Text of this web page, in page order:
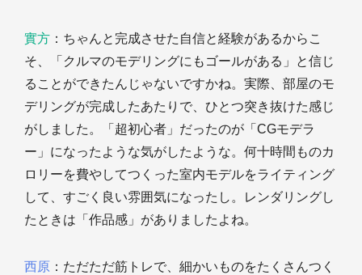
實方 ：ちゃんと完成させた自信と経験があるからこ
そ、「クルマのモデリングにもゴールがある」と信じ
ることができたんじゃないですかね。実際、部屋のモ
デリングが完成したあたりで、ひとつ突き抜けた感じ
がしました。「超初心者」だったのが「CGモデラ
ー」になったような気がしたような。何十時間ものカ
ロリーを費やしてつくった室内モデルをライティング
して、すごく良い雰囲気になったし。レンダリングし
たときは「作品感」がありましたよね。
西原 ：ただただ筋トレで、細かいものをたくさんつく